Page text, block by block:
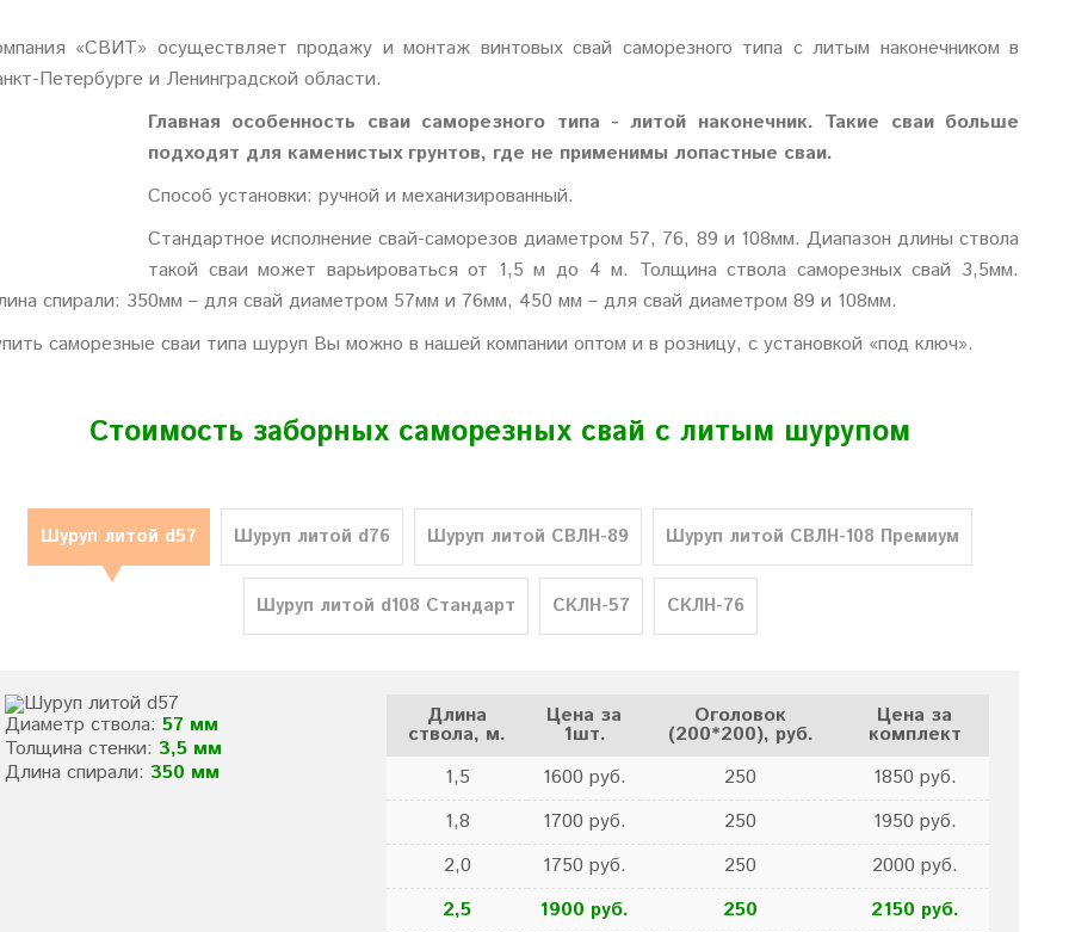
«СВИТ» осуществляет продажу и монтаж винтовых свай саморезного типа с литым наконечником в
Петербурге и Ленинградской области.
Главная особенность сваи саморезного типа - литой наконечник. Такие сваи больше
подходят для каменистых грунтов, где не применимы лопастные сваи.
Способ установки: ручной и механизированный.
Стандартное исполнение свай-саморезов диаметром 57, 76, 89 и 108мм. Диапазон длины ствола
такой сваи может варьироваться от 1,5 м до 4 м. Толщина ствола саморезных свай 3,5мм.
спирали: 350мм – для свай диаметром 57мм и 76мм, 450 мм – для свай диаметром 89 и 108мм.
саморезные сваи типа шуруп Вы можно в нашей компании оптом и в розницу, с установкой «под ключ».
Стоимость заборных саморезных свай с литым шурупом
Шуруп литой d57 Шуруп литой d76 Шуруп литой СВЛН-89 Шуруп литой СВЛН-108 Премиум
Шуруп литой d108 Стандарт СКЛН-57 СКЛН-76
Диаметр ствола: 57 мм
Толщина стенки: 3,5 мм
Длина спирали: 350 мм
Длина
ствола, м.
Цена за
1шт.
Оголовок
(200*200), руб.
Цена за
комплект
1,5
1600 руб. 250
1850 руб.
1,8
1700 руб. 250
1950 руб.
2,0
1750 руб. 250
2000 руб.
2,5
1900 руб. 250
2150 руб.